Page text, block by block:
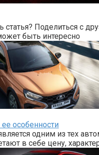
статья? Поделиться с
быть интересно
особенности
одним из тех
в себе цену,